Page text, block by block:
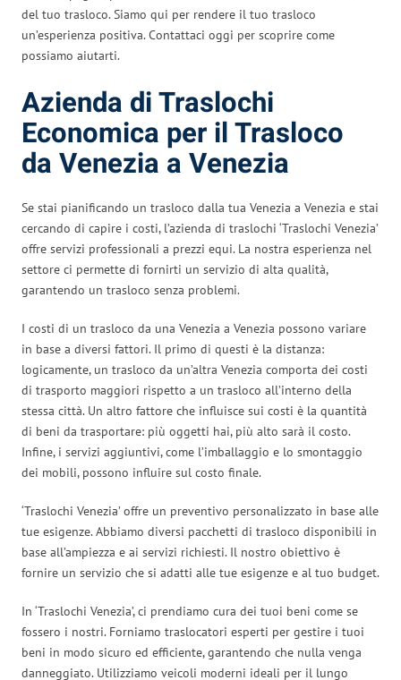
del tuo trasloco. Siamo qui per rendere il tuo trasloco
un’esperienza positiva. Contattaci oggi per scoprire come
possiamo aiutarti.
Azienda di Traslochi
Economica per il Trasloco
da Venezia a Venezia
Se stai pianificando un trasloco dalla tua Venezia a Venezia e stai
cercando di capire i costi, l’azienda di traslochi ‘Traslochi Venezia’
offre servizi professionali a prezzi equi. La nostra esperienza nel
settore ci permette di fornirti un servizio di alta qualità,
garantendo un trasloco senza problemi.
I costi di un trasloco da una Venezia a Venezia possono variare
in base a diversi fattori. Il primo di questi è la distanza:
logicamente, un trasloco da un’altra Venezia comporta dei costi
di trasporto maggiori rispetto a un trasloco all’interno della
stessa città. Un altro fattore che influisce sui costi è la quantità
di beni da trasportare: più oggetti hai, più alto sarà il costo.
Infine, i servizi aggiuntivi, come l’imballaggio e lo smontaggio
dei mobili, possono influire sul costo finale.
‘Traslochi Venezia’ offre un preventivo personalizzato in base alle
tue esigenze. Abbiamo diversi pacchetti di trasloco disponibili in
base all’ampiezza e ai servizi richiesti. Il nostro obiettivo è
fornire un servizio che si adatti alle tue esigenze e al tuo budget.
In ‘Traslochi Venezia’, ci prendiamo cura dei tuoi beni come se
fossero i nostri. Forniamo traslocatori esperti per gestire i tuoi
beni in modo sicuro ed efficiente, garantendo che nulla venga
danneggiato. Utilizziamo veicoli moderni ideali per il lungo